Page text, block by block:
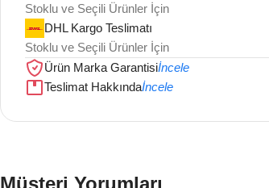
Stoklu ve Seçili Ürünler İçin
DHL Kargo Teslimatı
Stoklu ve Seçili Ürünler İçin
Ürün Marka Garantisiİncele
Teslimat Hakkındaİncele